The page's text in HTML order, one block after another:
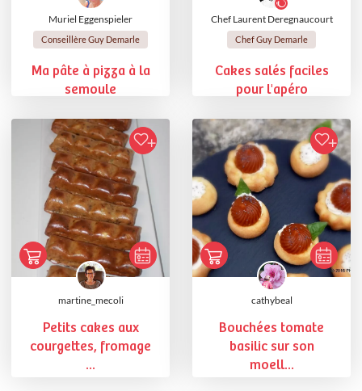
Muriel Eggenspieler
Conseillère Guy Demarle
Ma pâte à pizza à la
semoule
Chef Laurent Deregnaucourt
Chef Guy Demarle
Cakes salés faciles
pour l'apéro
martine_mecoli
Petits cakes aux
courgettes, fromage
...
cathybeal
Bouchées tomate
basilic sur son
moell...